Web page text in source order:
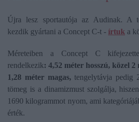
Újra lesz sportautója az Audinak. A
kezdik gyártani a Concept C-t - írtuk a
Méreteiben a Concept C
rendelkezik: 4,52 méter hosszú, közel 2
1,28 méter magas, tengelytávja pedig
tömeg is a dinamizmust szolgálja,
1690 kilogrammot nyom, ami
érték.